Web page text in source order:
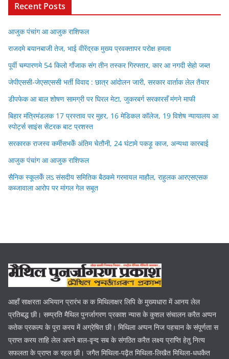
Recent Posts
आजुक पंचांग आ आजुक राशिफल
राजदमे बयानबाजी तेज, भाई वीरेंद्रक मुख्य प्रवक्तापर परोक्ष हमला
पूर्वी चम्पारणमे 54 किलो गाँजाक संग तीन तस्कर गिरफ्तार, कार आ नगदी सेहो जब्त
जेपीएससी-जेएसएससी भर्ती विवाद : छात्र आंदोलन जारी, सरकार वार्ताक लेल तैयार
डीपफेक आ बाल शोषण सामग्री पर घिरल मेटा, जुकरबर्ग सरकारसँ मंगने माफी
बिहार मंत्रिमंडलक 17 प्रस्ताव पर मुहर, 16 मेडिकल कॉलेज, 19 विशेष न्यायालय आ
स्पोर्ट्स साइंस सेंटरक बाट प्रशस्त
सरकारक राजस्व कर्मीसभकेँ अंतिम चेतौनी, 24 घंटामे पकड़ू काज, अन्यथा कारबाई
आजुक पंचांग आ आजुक राशिफल
सैनिक स्कूलकेँ लऽ संसदीय समितिक बैठकमे गरमायल माहौल, राहुलक आरएसएसक
कब्जावाला आरोप पर मांगल गेल सबूत
आहाँ साक्षरता अभियान प्रारंभ क क मिथिलाक्षर लिपि के मुख्यधारा में आनय लेल
प्रतिबद्ध छी। सम्प्रति मैथिल पुनर्जागरण प्रकाश न्यास के कुशल संचालन करैत अप्पन
कतेक प्रकल्प के पूरा करय में अग्रेषित छी। मिथिला अप्पन निज पहचान के संपूर्णता स
प्राप्त करय ताहि लेल अपने बाल-वृन्द सब के संगठित करैत लक्ष्य प्राप्ति हेतु नित्य
सफलता के प्राप्त क रहल छी। जगैत मिथिला-पढ़ैत मिथिला-लिखैत मिथिला-धधकैत